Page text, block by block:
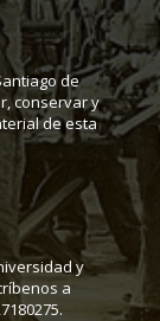
de
conservar y
de esta
y
a